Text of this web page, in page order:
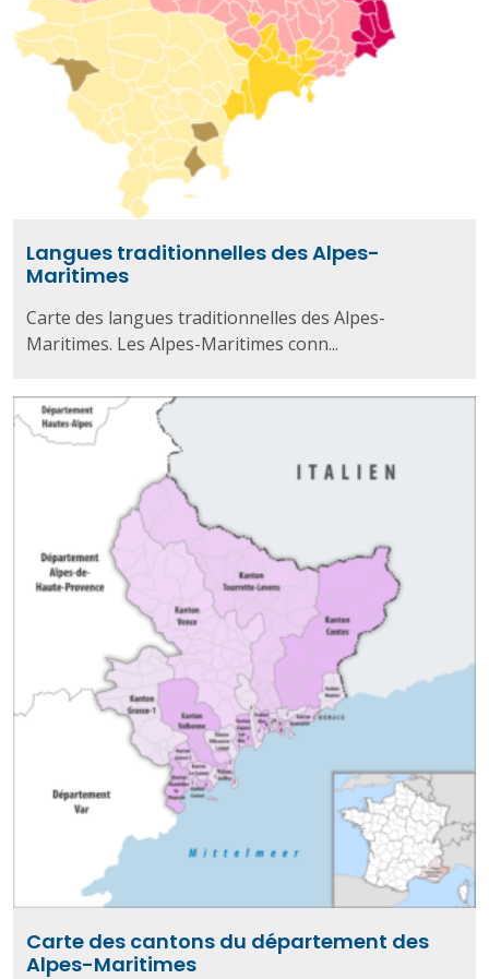
Langues traditionnelles des Alpes-
Maritimes
Carte des langues traditionnelles des Alpes-
Maritimes. Les Alpes-Maritimes conn...
Carte des cantons du département des
Alpes-Maritimes